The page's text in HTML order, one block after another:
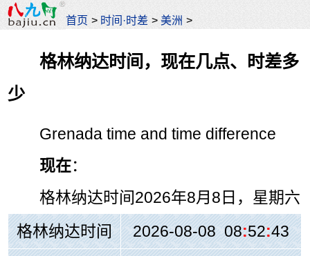
首页 > 时间·时差 >美洲 >
格林纳达时间，现在几点、时差多
少
Grenada time and time difference
现在：
格林纳达时间2026年8月8日，星期六
格林纳达时间
2026-08-08 08:52:43